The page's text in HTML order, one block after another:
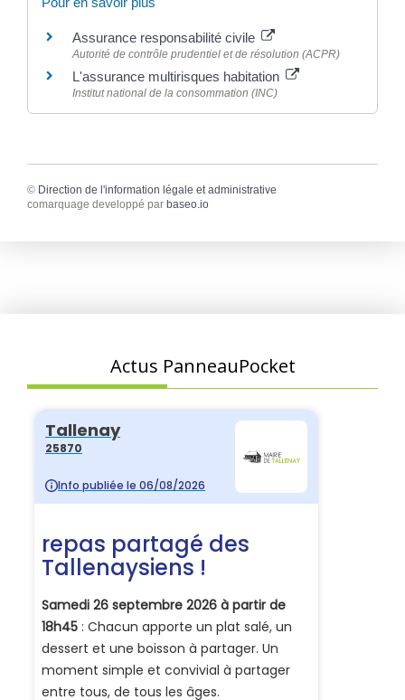
Assurance responsabilité civile
Autorité de contrôle prudentiel et de résolution (ACPR)
L'assurance multirisques habitation
Institut national de la consommation (INC)
© Direction de l'information légale et administrative
comarquage developpé par baseo.io
Actus PanneauPocket